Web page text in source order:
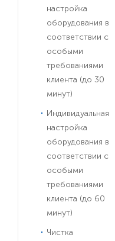
настройка
оборудования в
соответствии с
особыми
требованиями
клиента (до 30
минут)
Индивидуальная
настройка
оборудования в
соответствии с
особыми
требованиями
клиента (до 60
минут)
Чистка